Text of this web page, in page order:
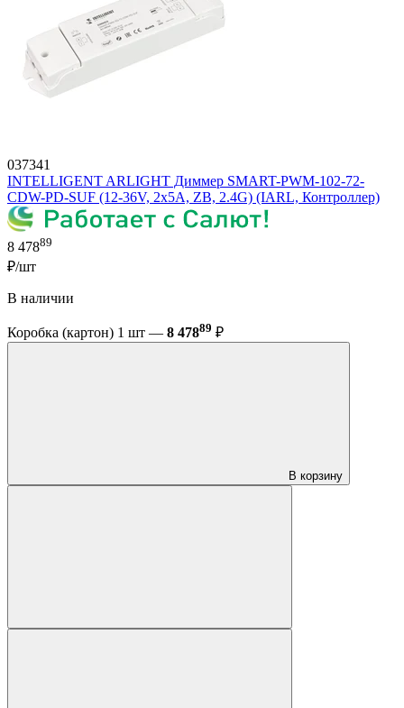
037341
INTELLIGENT ARLIGHT Диммер SMART-PWM-102-72-
CDW-PD-SUF (12-36V, 2x5A, ZB, 2.4G) (IARL, Контроллер)
8 47889
₽/шт
В наличии
Коробка (картон) 1 шт — 8 47889 ₽
В корзину